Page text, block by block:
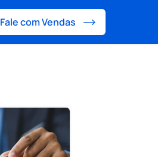
Fale com Vendas